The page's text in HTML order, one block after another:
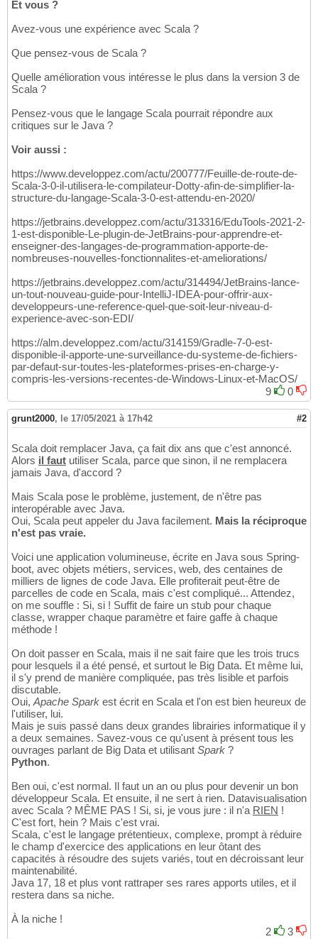
Et vous ?
Avez-vous une expérience avec Scala ?
Que pensez-vous de Scala ?
Quelle amélioration vous intéresse le plus dans la version 3 de
Scala ?
Pensez-vous que le langage Scala pourrait répondre aux
critiques sur le Java ?
Voir aussi :
https://www.developpez.com/actu/200777/Feuille-de-route-de-
Scala-3-0-il-utilisera-le-compilateur-Dotty-afin-de-simplifier-la-
structure-du-langage-Scala-3-0-est-attendu-en-2020/
https://jetbrains.developpez.com/actu/313316/EduTools-2021-2-
1-est-disponible-Le-plugin-de-JetBrains-pour-apprendre-et-
enseigner-des-langages-de-programmation-apporte-de-
nombreuses-nouvelles-fonctionnalites-et-ameliorations/
https://jetbrains.developpez.com/actu/314494/JetBrains-lance-
un-tout-nouveau-guide-pour-IntelliJ-IDEA-pour-offrir-aux-
developpeurs-une-reference-quel-que-soit-leur-niveau-d-
experience-avec-son-EDI/
https://alm.developpez.com/actu/314159/Gradle-7-0-est-
disponible-il-apporte-une-surveillance-du-systeme-de-fichiers-
par-defaut-sur-toutes-les-plateformes-prises-en-charge-y-
compris-les-versions-recentes-de-Windows-Linux-et-MacOS/
9
0
grunt2000, le 17/05/2021 à 17h42 #2
Scala doit remplacer Java, ça fait dix ans que c'est annoncé.
Alors il faut utiliser Scala, parce que sinon, il ne remplacera
jamais Java, d'accord ?
Mais Scala pose le problème, justement, de n'être pas
interopérable avec Java.
Oui, Scala peut appeler du Java facilement. Mais la réciproque
n'est pas vraie.
Voici une application volumineuse, écrite en Java sous Spring-
boot, avec objets métiers, services, web, des centaines de
milliers de lignes de code Java. Elle profiterait peut-être de
parcelles de code en Scala, mais c'est compliqué... Attendez,
on me souffle : Si, si ! Suffit de faire un stub pour chaque
classe, wrapper chaque paramètre et faire gaffe à chaque
méthode !
On doit passer en Scala, mais il ne sait faire que les trois trucs
pour lesquels il a été pensé, et surtout le Big Data. Et même lui,
il s'y prend de manière compliquée, pas très lisible et parfois
discutable.
Oui, Apache Spark est écrit en Scala et l'on est bien heureux de
l'utiliser, lui.
Mais je suis passé dans deux grandes librairies informatique il y
a deux semaines. Savez-vous ce qu'usent à présent tous les
ouvrages parlant de Big Data et utilisant Spark ?
Python.
Ben oui, c'est normal. Il faut un an ou plus pour devenir un bon
développeur Scala. Et ensuite, il ne sert à rien. Datavisualisation
avec Scala ? MÊME PAS ! Si, si, je vous jure : il n'a RIEN !
C'est fort, hein ? Mais c'est vrai.
Scala, c'est le langage prétentieux, complexe, prompt à réduire
le champ d'exercice des applications en leur ôtant des
capacités à résoudre des sujets variés, tout en décroissant leur
maintenabilité.
Java 17, 18 et plus vont rattraper ses rares apports utiles, et il
restera dans sa niche.
À la niche !
2
3